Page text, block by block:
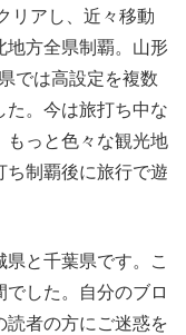
リアし、近々移動
地方全県制覇。山形
では高設定を複数
た。今は旅打ち中な
もっと色々な観光地
ち制覇後に旅行で遊
と千葉県です。こ
した。自分のブロ
読者の方にご迷惑を